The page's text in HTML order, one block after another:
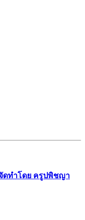
ดทำโดย​ ครูปพิชญา​